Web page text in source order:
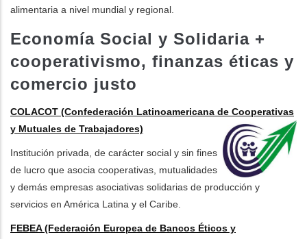
alimentaria a nivel mundial y regional.
Economía Social y Solidaria +
cooperativismo, finanzas éticas y
comercio justo
COLACOT (Confederación Latinoamericana de Cooperativas
y Mutuales de Trabajadores)
Institución privada, de carácter social y sin fines
de lucro que asocia cooperativas, mutualidades
y demás empresas asociativas solidarias de producción y
servicios en América Latina y el Caribe.
FEBEA (Federación Europea de Bancos Éticos y